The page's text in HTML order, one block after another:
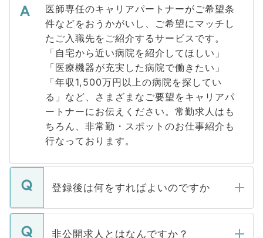
医師専任のキャリアパートナーがご希望条
件などをおうかがいし、ご希望にマッチし
たご入職先をご紹介するサービスです。
「自宅から近い病院を紹介してほしい」
「医療機器が充実した病院で働きたい」
「年収1,500万円以上の病院を探してい
る」など、さまざまなご要望をキャリアパ
ートナーにお伝えください。常勤求人はも
ちろん、非常勤・スポットのお仕事紹介も
行なっております。
登録後は何をすればよいのですか
ご登録いただきましたら、弊社担当者がご
登録内容を確認し、その後メールもしくは
非公開求人とはなんですか？